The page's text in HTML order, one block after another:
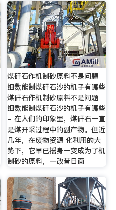
煤矸石作机制砂原料不是问题
细数能制煤矸石沙的机子有哪些
煤矸石作机制砂原料不是问题
细数能制煤矸石沙的机子有哪些
- 在人们的印象里，煤矸石一直
是煤开采过程中的副产物。但近
几年，在废物资源 化利用的大
势下，它早已摇身一变成为了机
制砂的原料，一改昔日面